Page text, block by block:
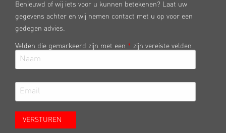
Benieuwd of wij iets voor u kunnen betekenen? Laat uw
gegevens achter en wij nemen contact met u op voor een
gedegen advies.
Velden die gemarkeerd zijn met een * zijn vereiste velden